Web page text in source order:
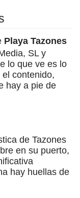
Playa Tazones
SL y
lo que ve es lo
contenido,
hay a pie de
de Tazones
en su puerto,
hay huellas de